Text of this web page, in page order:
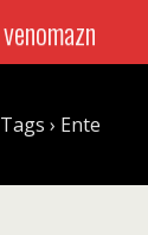
venomazn
Tags › Ente